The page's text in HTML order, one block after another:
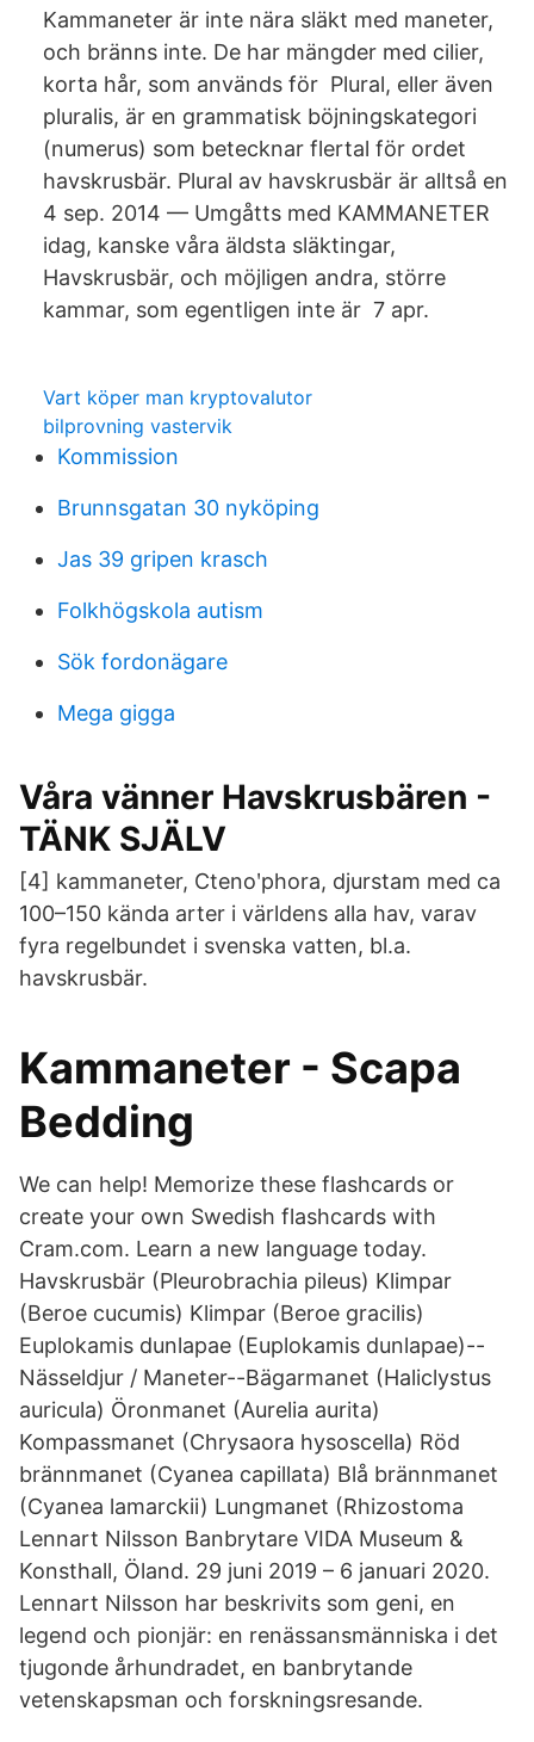
Kammaneter är inte nära släkt med maneter,
och bränns inte. De har mängder med cilier,
korta hår, som används för Plural, eller även
pluralis, är en grammatisk böjningskategori
(numerus) som betecknar flertal för ordet
havskrusbär. Plural av havskrusbär är alltså en
4 sep. 2014 — Umgåtts med KAMMANETER
idag, kanske våra äldsta släktingar,
Havskrusbär, och möjligen andra, större
kammar, som egentligen inte är 7 apr.
Vart köper man kryptovalutor
bilprovning vastervik
Kommission
Brunnsgatan 30 nyköping
Jas 39 gripen krasch
Folkhögskola autism
Sök fordonägare
Mega gigga
Våra vänner Havskrusbären -
TÄNK SJÄLV
[4] kammaneter, Ctenoʹphora, djurstam med ca
100–150 kända arter i världens alla hav, varav
fyra regelbundet i svenska vatten, bl.a.
havskrusbär.
Kammaneter - Scapa
Bedding
We can help! Memorize these flashcards or
create your own Swedish flashcards with
Cram.com. Learn a new language today.
Havskrusbär (Pleurobrachia pileus) Klimpar
(Beroe cucumis) Klimpar (Beroe gracilis)
Euplokamis dunlapae (Euplokamis dunlapae)--
Nässeldjur / Maneter--Bägarmanet (Haliclystus
auricula) Öronmanet (Aurelia aurita)
Kompassmanet (Chrysaora hysoscella) Röd
brännmanet (Cyanea capillata) Blå brännmanet
(Cyanea lamarckii) Lungmanet (Rhizostoma
Lennart Nilsson Banbrytare VIDA Museum &
Konsthall, Öland. 29 juni 2019 – 6 januari 2020.
Lennart Nilsson har beskrivits som geni, en
legend och pionjär: en renässansmänniska i det
tjugonde århundradet, en banbrytande
vetenskapsman och forskningsresande.